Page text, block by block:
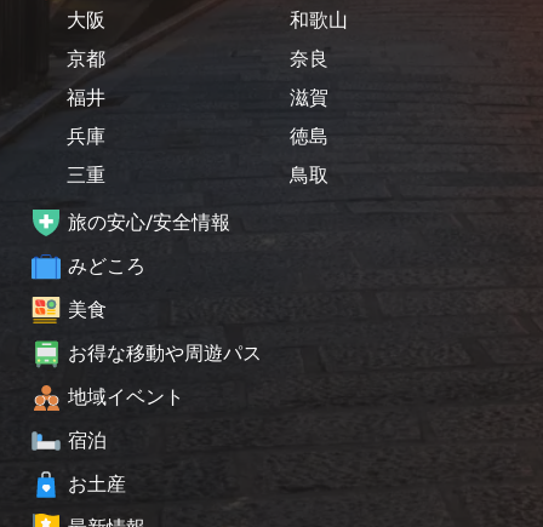
大阪
京都
福井
兵庫
三重
和歌山
奈良
滋賀
徳島
鳥取
旅の安心/安全情報
みどころ
美食
お得な移動や周遊パス
地域イベント
宿泊
お土産